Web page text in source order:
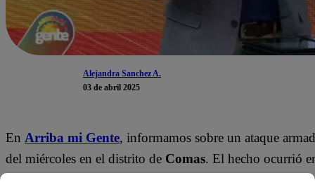
Alejandra Sanchez A.
03 de abril 2025
En Arriba mi Gente, informamos sobre un ataque
del miércoles en el distrito de Comas. El hecho ocurrió